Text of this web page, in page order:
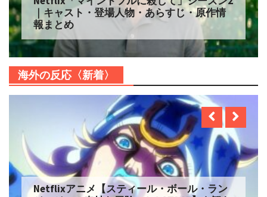
ズン2 配信へ｜キャスト・登場人物・あらす
じ・原作情報まとめ
海外の反応〈新着〉